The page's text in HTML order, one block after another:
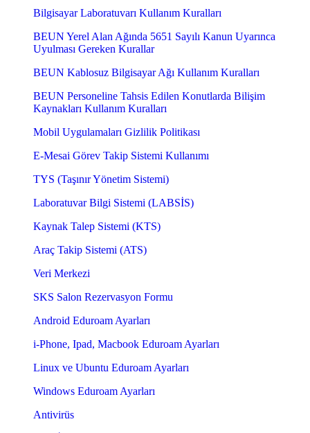
Bilgisayar Laboratuvarı Kullanım Kuralları
BEUN Yerel Alan Ağında 5651 Sayılı Kanun Uyarınca
Uyulması Gereken Kurallar
BEUN Kablosuz Bilgisayar Ağı Kullanım Kuralları
BEUN Personeline Tahsis Edilen Konutlarda Bilişim
Kaynakları Kullanım Kuralları
Mobil Uygulamaları Gizlilik Politikası
E-Mesai Görev Takip Sistemi Kullanımı
TYS (Taşınır Yönetim Sistemi)
Laboratuvar Bilgi Sistemi (LABSİS)
Kaynak Talep Sistemi (KTS)
Araç Takip Sistemi (ATS)
Veri Merkezi
SKS Salon Rezervasyon Formu
Android Eduroam Ayarları
i-Phone, Ipad, Macbook Eduroam Ayarları
Linux ve Ubuntu Eduroam Ayarları
Windows Eduroam Ayarları
Antivirüs